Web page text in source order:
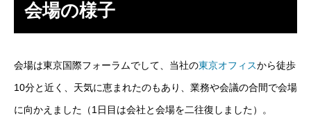
会場の様子
会場は東京国際フォーラムでして、当社の東京オフィスから徒歩
10分と近く、天気に恵まれたのもあり、業務や会議の合間で会場
に向かえました（1日目は会社と会場を二往復しました）。